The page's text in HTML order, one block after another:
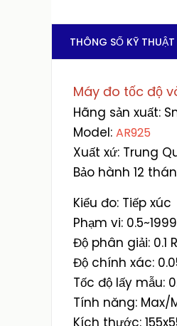
THÔNG SỐ KỸ THUẬT
Máy đo tốc độ
Hãng sản xuất:
Model: AR925
Xuất xứ: Trung
Bảo hành 12
Kiểu đo: Tiếp xúc
Phạm vi:
Độ phân giải: 0.1
Độ chính xác:
Tốc độ lấy mẫu:
Tính năng: Max/
Kích thước: